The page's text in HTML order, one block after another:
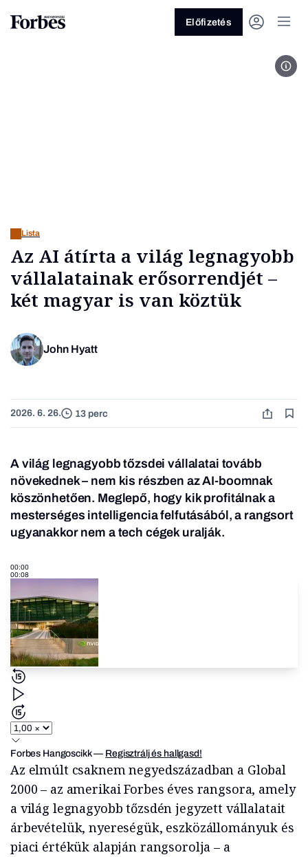
Előfizetés
Lista
Az AI átírta a világ legnagyobb
vállalatainak erősorrendjét –
két magyar is van köztük
John Hyatt
2026. 6. 26. 13 perc
A világ legnagyobb tőzsdei vállalatai tovább
növekednek – nem kis részben az AI-boomnak
köszönhetően. Meglepő, hogy kik profitálnak a
mesterséges intelligencia felfutásából, a rangsort
ugyanakkor nem a tech cégek uralják.
00:00
00:08
Forbes Hangoscikk— Regisztrálj és hallgasd!
Az elmúlt csaknem negyedszázadban a Global
2000 – az amerikai Forbes éves rangsora, amely
a világ legnagyobb tőzsdén jegyzett vállalatait
árbevételük, nyereségük, eszközállományuk és
piaci értékük alapján rangsorolja – a